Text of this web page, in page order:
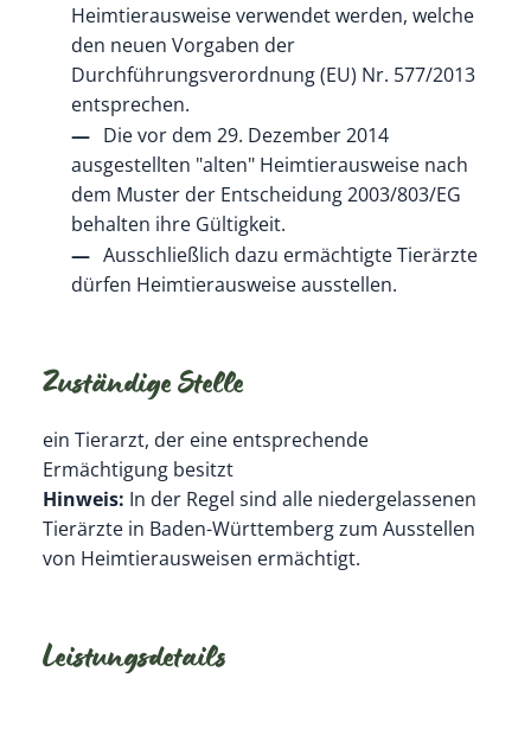
Heimtierausweise verwendet werden, welche
den neuen Vorgaben der
Durchführungsverordnung (EU) Nr. 577/2013
entsprechen.
Die vor dem 29. Dezember 2014
ausgestellten "alten" Heimtierausweise nach
dem Muster der Entscheidung 2003/803/EG
behalten ihre Gültigkeit.
Ausschließlich dazu ermächtigte Tierärzte
dürfen Heimtierausweise ausstellen.
Zuständige Stelle
ein Tierarzt, der eine entsprechende
Ermächtigung besitzt
Hinweis: In der Regel sind alle niedergelassenen
Tierärzte in Baden-Württemberg zum Ausstellen
von Heimtierausweisen ermächtigt.
Leistungsdetails